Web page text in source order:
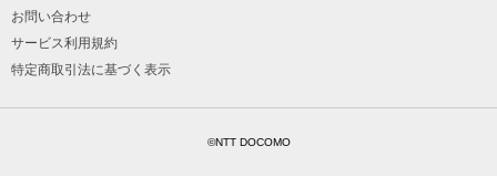
お問い合わせ
サービス利用規約
特定商取引法に基づく表示
©NTT DOCOMO